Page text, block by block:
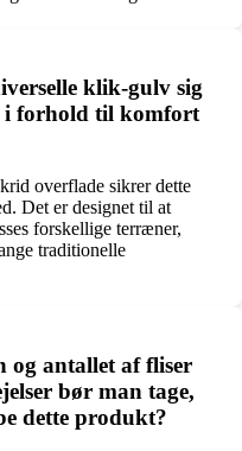
klik-gulv sig
i forhold til komfort
overflade sikrer dette
Det er designet til at
forskellige terræner,
traditionelle
og antallet af fliser
bør man tage,
dette produkt?